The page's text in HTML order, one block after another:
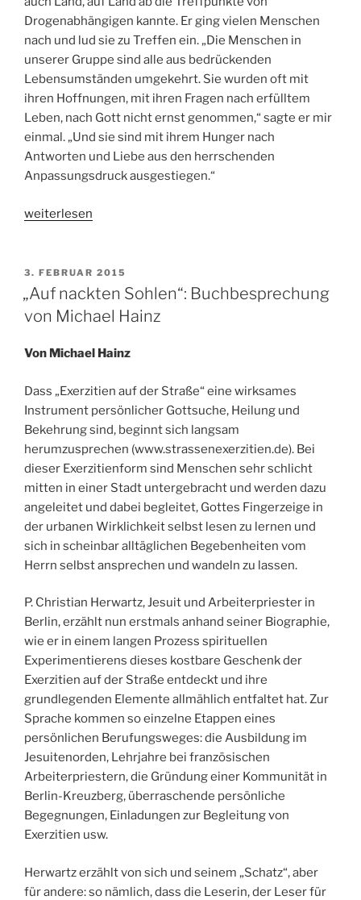
Drogenabhängigen kannte. Er ging vielen Menschen
nach und lud sie zu Treffen ein. „Die Menschen in
unserer Gruppe sind alle aus bedrückenden
Lebensumständen umgekehrt. Sie wurden oft mit
ihren Hoffnungen, mit ihren Fragen nach erfülltem
Leben, nach Gott nicht ernst genommen,“ sagte er mir
einmal. „Und sie sind mit ihrem Hunger nach
Antworten und Liebe aus den herrschenden
Anpassungsdruck ausgestiegen.“
„Leseprobe
nackten
Sohlen““
weiterlesen
VERÖFFENTLICHT
AM
3. FEBRUAR 2015
„Auf nackten Sohlen“: Buchbesprechung
von Michael Hainz
Von Michael Hainz
Dass „Exerzitien auf der Straße“ eine wirksames
Instrument persönlicher Gottsuche, Heilung und
Bekehrung sind, beginnt sich langsam
herumzusprechen (www.strassenexerzitien.de). Bei
dieser Exerzitienform sind Menschen sehr schlicht
mitten in einer Stadt untergebracht und werden dazu
angeleitet und dabei begleitet, Gottes Fingerzeige in
der urbanen Wirklichkeit selbst lesen zu lernen und
sich in scheinbar alltäglichen Begebenheiten vom
Herrn selbst ansprechen und wandeln zu lassen.
P. Christian Herwartz, Jesuit und Arbeiterpriester in
Berlin, erzählt nun erstmals anhand seiner Biographie,
wie er in einem langen Prozess spirituellen
Experimentierens dieses kostbare Geschenk der
Exerzitien auf der Straße entdeckt und ihre
grundlegenden Elemente allmählich entfaltet hat. Zur
Sprache kommen so einzelne Etappen eines
persönlichen Berufungsweges: die Ausbildung im
Jesuitenorden, Lehrjahre bei französischen
Arbeiterpriestern, die Gründung einer Kommunität in
Berlin-Kreuzberg, überraschende persönliche
Begegnungen, Einladungen zur Begleitung von
Exerzitien usw.
Herwartz erzählt von sich und seinem „Schatz“, aber
für andere: so nämlich, dass die Leserin, der Leser für